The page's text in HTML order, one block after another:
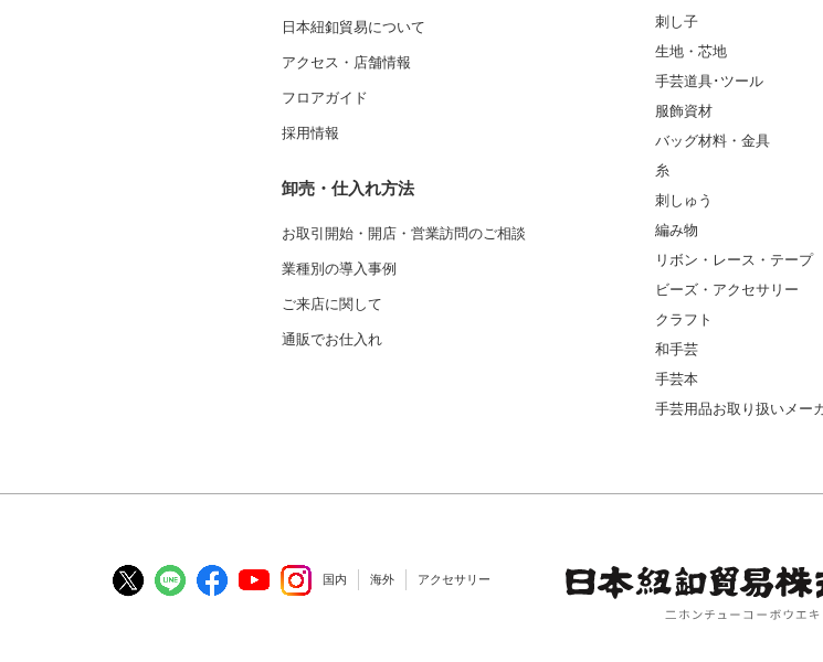
日本紐釦貿易について
アクセス・店舗情報
フロアガイド
採用情報
卸売・仕入れ方法
お取引開始・開店・営業訪問のご相談
業種別の導入事例
ご来店に関して
通販でお仕入れ
刺し子
生地・芯地
手芸道具･ツール
服飾資材
バッグ材料・金具
糸
刺しゅう
編み物
リボン・レース・テープ
ビーズ・アクセサリー
クラフト
和手芸
手芸本
手芸用品お取り扱いメー
国内 海外 アクセサリー